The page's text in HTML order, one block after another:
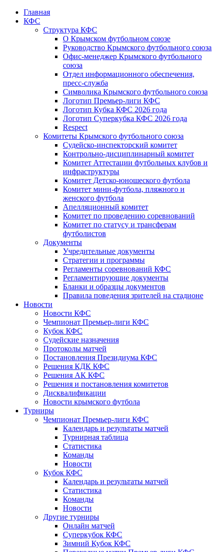
Главная
КФС
Структура КФС
О Крымском футбольном союзе
Руководство Крымского футбольного союза
Офис-менеджер Крымского футбольного
союза
Отдел информационного обеспечения,
пресс-служба
Символика Крымского футбольного союза
Логотип Премьер-лиги КФС
Логотип Кубка КФС 2026 года
Логотип Суперкубка КФС 2026 года
Respect
Комитеты Крымского футбольного союза
Судейско-инспекторский комитет
Контрольно-дисциплинарный комитет
Комитет Аттестации футбольных клубов и
инфраструктуры
Комитет Детско-юношеского футбола
Комитет мини-футбола, пляжного и
женского футбола
Апелляционный комитет
Комитет по проведению соревнований
Комитет по статусу и трансферам
футболистов
Документы
Учредительные документы
Стратегии и программы
Регламенты соревнований КФС
Регламентирующие документы
Бланки и образцы документов
Правила поведения зрителей на стадионе
Новости
Новости КФС
Чемпионат Премьер-лиги КФС
Кубок КФС
Судейские назначения
Протоколы матчей
Постановления Президиума КФС
Решения КДК КФС
Решения АК КФС
Решения и постановления комитетов
Дисквалификации
Новости крымского футбола
Турниры
Чемпионат Премьер-лиги КФС
Календарь и результаты матчей
Турнирная таблица
Статистика
Команды
Новости
Кубок КФС
Календарь и результаты матчей
Статистика
Команды
Новости
Другие турниры
Онлайн матчей
Суперкубок КФС
Зимний Кубок КФС